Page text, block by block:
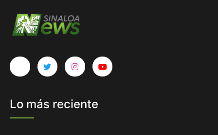
Lo más reciente